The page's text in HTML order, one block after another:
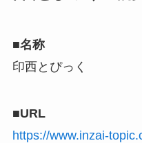
■名称
印西とぴっく
■URL
https://www.inzai-